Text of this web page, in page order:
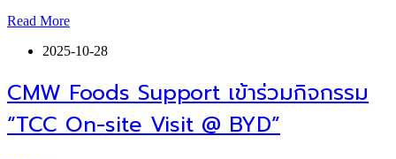
Read More
2025-10-28
CMW Foods Support เข้าร่วมกิจกรรม
“TCC On-site Visit @ BYD”